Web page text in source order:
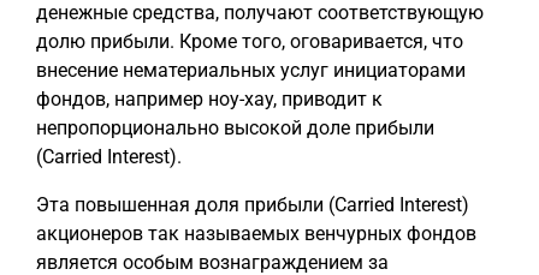
денежные средства, получают соответствующую
долю прибыли. Кроме того, оговаривается, что
внесение нематериальных услуг инициаторами
фондов, например ноу-хау, приводит к
непропорционально высокой доле прибыли
(Carried Interest).
Эта повышенная доля прибыли (Carried Interest)
акционеров так называемых венчурных фондов
является особым вознаграждением за